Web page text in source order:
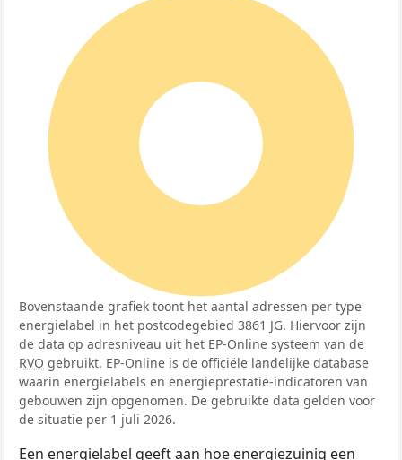
Bovenstaande grafiek toont het aantal adressen per type
energielabel in het postcodegebied 3861 JG. Hiervoor zijn
de data op adresniveau uit het EP-Online systeem van de
RVO gebruikt. EP-Online is de officiële landelijke database
waarin energielabels en energieprestatie-indicatoren van
gebouwen zijn opgenomen. De gebruikte data gelden voor
de situatie per 1 juli 2026.
Een energielabel geeft aan hoe energiezuinig een